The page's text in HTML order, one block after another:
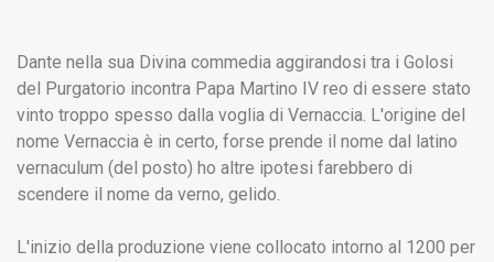
Dante nella sua Divina commedia aggirandosi tra i Golosi
del Purgatorio incontra Papa Martino IV reo di essere stato
vinto troppo spesso dalla voglia di Vernaccia. L'origine del
nome Vernaccia è in certo, forse prende il nome dal latino
vernaculum (del posto) ho altre ipotesi farebbero di
scendere il nome da verno, gelido.
L'inizio della produzione viene collocato intorno al 1200 per